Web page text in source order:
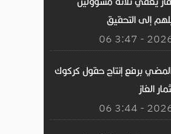
إلى التحقيق
برفع إنتاج حقول كركوك
الغاز